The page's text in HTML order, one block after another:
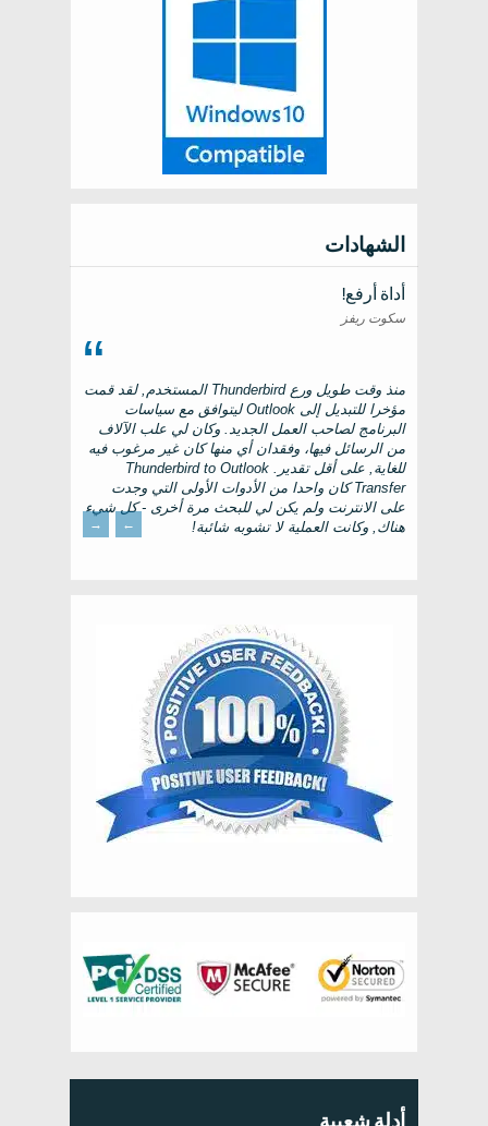
الشهادات
أداة أرفع!
سكوت ريفز
منذ وقت طويل ورعThunderbird المستخدم, لقد قمت
مؤخرا للتبديل إلى Outlookليتوافق مع سياسات
البرنامج لصاحب العمل الجديد. وكان لي علب الآلاف
من الرسائل فيها، وفقدان أي منها كان غير مرغوب فيه
للغاية, على أقل تقدير. Thunderbird to Outlook
Transferكان واحدا من الأدوات الأولى التي وجدت
على الانترنت ولم يكن لي للبحث مرة أخرى - كل شيء
هناك, وكانت العملية لا تشوبه شائبة!
←
→
أدلة شعبية